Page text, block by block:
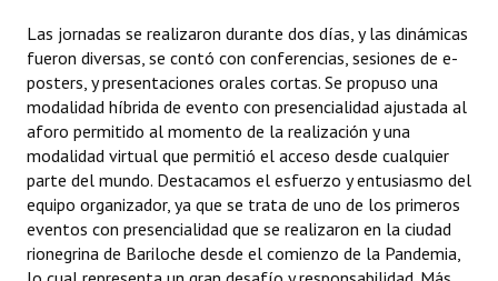
REFORMA DE LA CARTA ORGÁNICA
Las jornadas se realizaron durante dos días, y las dinámicas
fueron diversas, se contó con conferencias, sesiones de e-
posters, y presentaciones orales cortas. Se propuso una
modalidad híbrida de evento con presencialidad ajustada al
aforo permitido al momento de la realización y una
modalidad virtual que permitió el acceso desde cualquier
parte del mundo. Destacamos el esfuerzo y entusiasmo del
equipo organizador, ya que se trata de uno de los primeros
eventos con presencialidad que se realizaron en la ciudad
rionegrina de Bariloche desde el comienzo de la Pandemia,